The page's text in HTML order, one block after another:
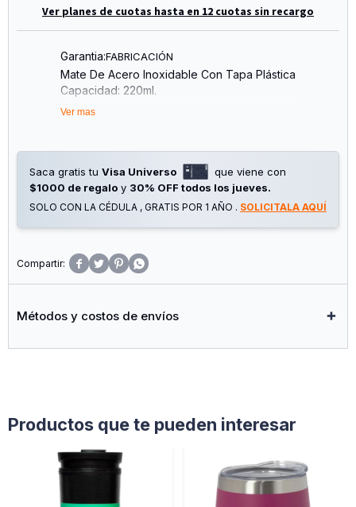
Ver planes de cuotas hasta en 12 cuotas sin recargo
Garantia:FABRICACIÓN
Mate De Acero Inoxidable Con Tapa Plástica
Capacidad: 220ml.
Ver mas
Saca gratis tu Visa Universo
que viene con
$1000 de regalo y 30% OFF todos los jueves.
SOLO CON LA CÉDULA , GRATIS POR 1 AÑO . SOLICITALA AQUÍ
   
Métodos y costos de envíos
Productos que te pueden interesar